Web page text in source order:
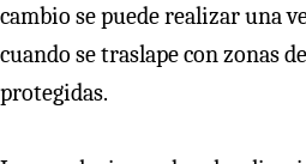
cambio se puede realizar una
cuando se traslape con zonas
protegidas.